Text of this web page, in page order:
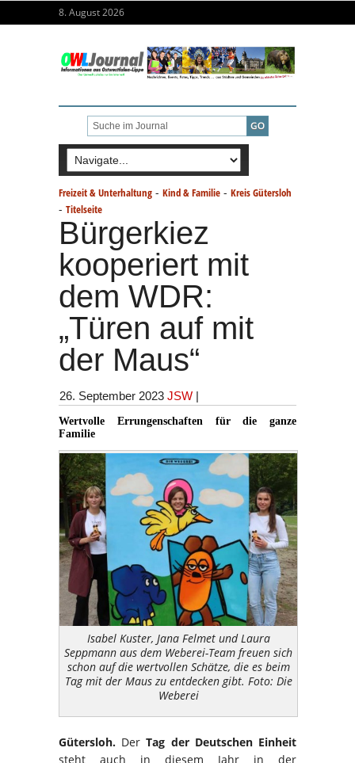
8. August 2026
Freizeit & Unterhaltung - Kind & Familie - Kreis Gütersloh
- Titelseite
Bürgerkiez
kooperiert mit
dem WDR:
„Türen auf mit
der Maus“
26. September 2023 JSW |
Wertvolle Errungenschaften für die ganze
Familie
Isabel Kuster, Jana Felmet und Laura
Seppmann aus dem Weberei-Team freuen sich
schon auf die wertvollen Schätze, die es beim
Tag mit der Maus zu entdecken gibt. Foto: Die
Weberei
Gütersloh. DerTag der Deutschen Einheit
steht auch in diesem Jahr in der